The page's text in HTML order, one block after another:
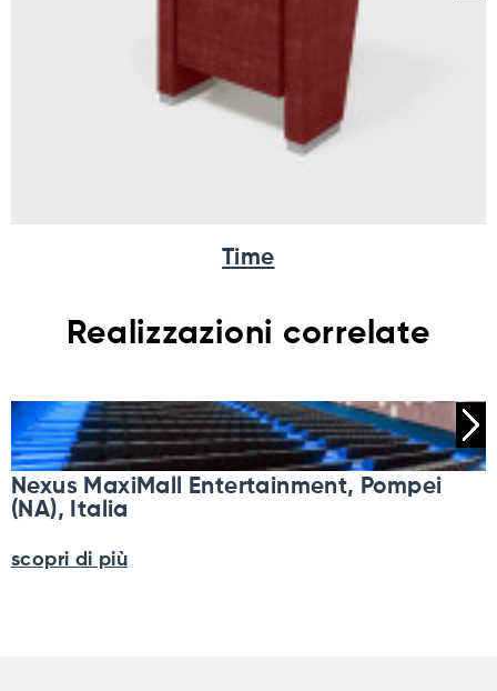
Time
Realizzazioni correlate
Nexus MaxiMall Entertainment, Pompei
(NA), Italia
scopri di più